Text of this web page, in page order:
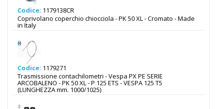
Codice: 1179138CR
Coprivolano coperchio chiocciola - PK 50 XL - Cromato - Made
in Italy
Codice: 1179271
Trasmissione contachilometri - Vespa PX PE SERIE
ARCOBALENO - PK 50 XL - P 125 ETS - VESPA 125 T5
(LUNGHEZZA mm. 1000/1025)